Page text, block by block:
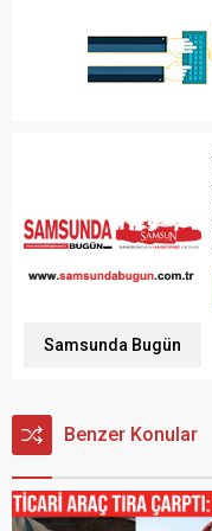
Samsunda Bugün
Benzer Konular